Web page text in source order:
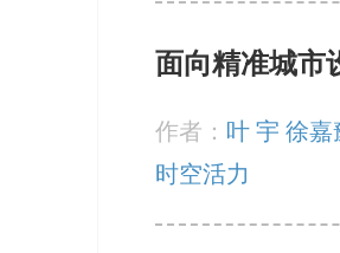
面向精准城市
作者： 叶 宇 徐嘉
时空活力